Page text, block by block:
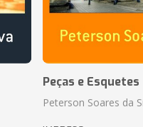
Peças e
Peterson Soares da